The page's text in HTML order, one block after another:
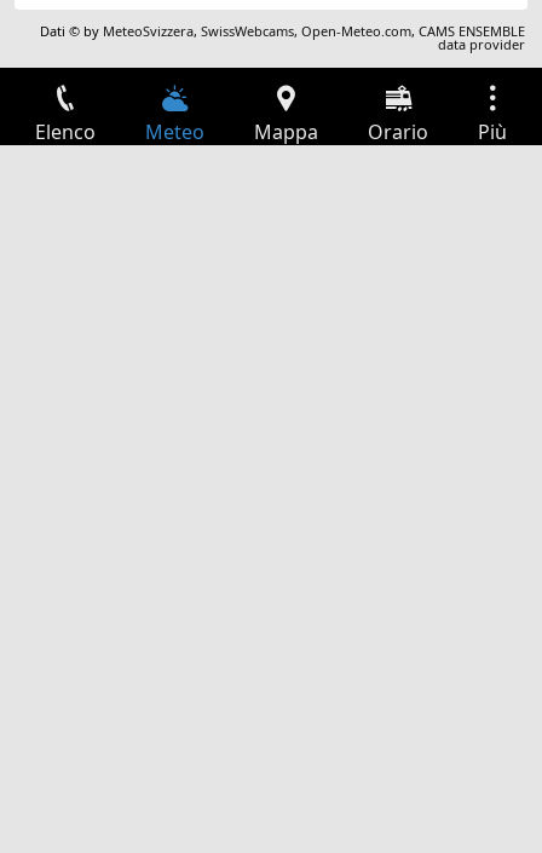
Dati © by MeteoSvizzera,SwissWebcams,Open-Meteo.com,CAMS ENSEMBLE
data provider
Elenco Meteo Mappa Orario Più